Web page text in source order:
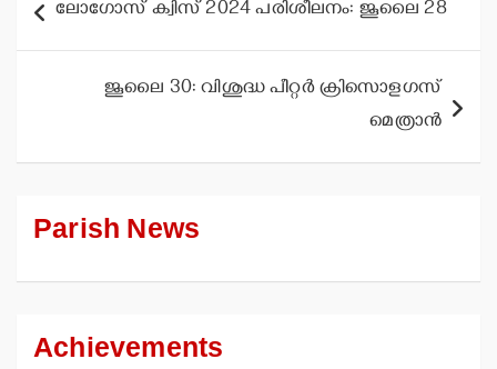
navigation
ലോഗോസ് ക്വിസ് 2024 പരിശീലനം: ജൂലൈ 28
ജൂലൈ 30: വിശുദ്ധ പീറ്റര്‍ ക്രിസൊളഗസ്
മെത്രാന്‍
Parish News
Achievements